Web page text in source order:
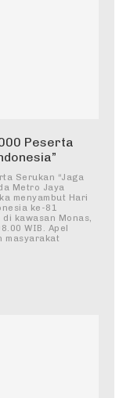
Peserta
Serukan “Jaga
Metro Jaya
menyambut Hari
ke-81
kawasan Monas,
WIB. Apel
masyarakat